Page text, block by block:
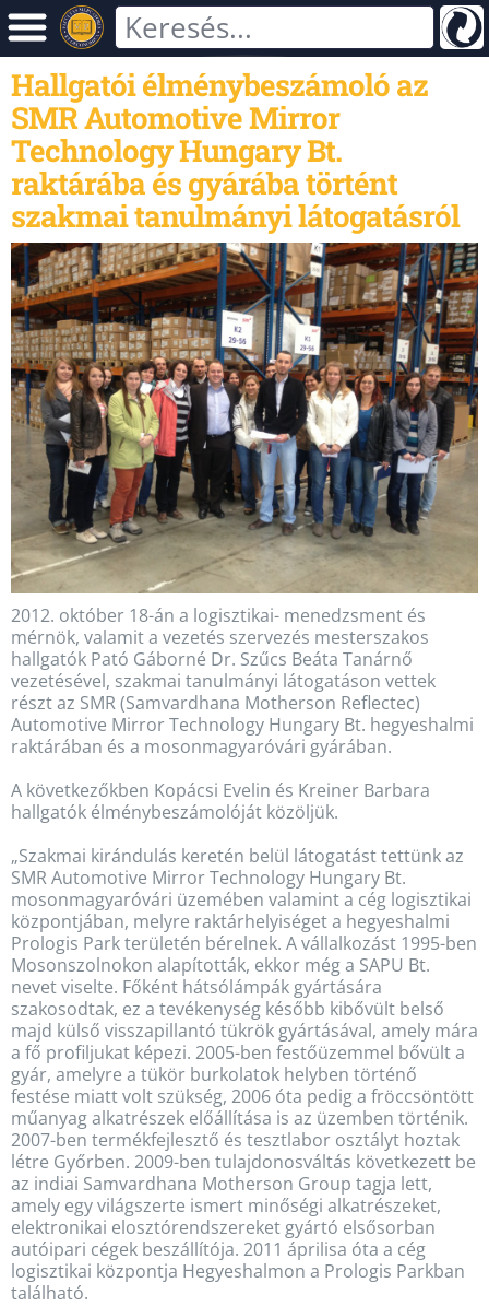
Hallgatói élménybeszámoló az
SMR Automotive Mirror
Technology Hungary Bt.
raktárába és gyárába történt
szakmai tanulmányi látogatásról
2012. október 18-án a logisztikai- menedzsment és
mérnök, valamit a vezetés szervezés mesterszakos
hallgatók Pató Gáborné Dr. Szűcs Beáta Tanárnő
vezetésével, szakmai tanulmányi látogatáson vettek
részt az SMR (Samvardhana Motherson Reflectec)
Automotive Mirror Technology Hungary Bt. hegyeshalmi
raktárában és a mosonmagyaróvári gyárában.
A következőkben Kopácsi Evelin és Kreiner Barbara
hallgatók élménybeszámolóját közöljük.
„Szakmai kirándulás keretén belül látogatást tettünk az
SMR Automotive Mirror Technology Hungary Bt.
mosonmagyaróvári üzemében valamint a cég logisztikai
központjában, melyre raktárhelyiséget a hegyeshalmi
Prologis Park területén bérelnek. A vállalkozást 1995-ben
Mosonszolnokon alapították, ekkor még a SAPU Bt.
nevet viselte. Főként hátsólámpák gyártására
szakosodtak, ez a tevékenység később kibővült belső
majd külső visszapillantó tükrök gyártásával, amely mára
a fő profiljukat képezi. 2005-ben festőüzemmel bővült a
gyár, amelyre a tükör burkolatok helyben történő
festése miatt volt szükség, 2006 óta pedig a fröccsöntött
műanyag alkatrészek előállítása is az üzemben történik.
2007-ben termékfejlesztő és tesztlabor osztályt hoztak
létre Győrben. 2009-ben tulajdonosváltás következett be
az indiai Samvardhana Motherson Group tagja lett,
amely egy világszerte ismert minőségi alkatrészeket,
elektronikai elosztórendszereket gyártó elsősorban
autóipari cégek beszállítója. 2011 áprilisa óta a cég
logisztikai központja Hegyeshalmon a Prologis Parkban
található.